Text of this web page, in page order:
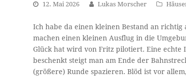
12. Mai 2026 Lukas Morscher
Ich habe da einen kleinen Bestand an
machen einen kleinen Ausflug in die
Glück hat wird von Fritz pilotiert. Eine echte
beschenkt steigt man am Ende der
(größere) Runde spazieren. Blöd ist vor